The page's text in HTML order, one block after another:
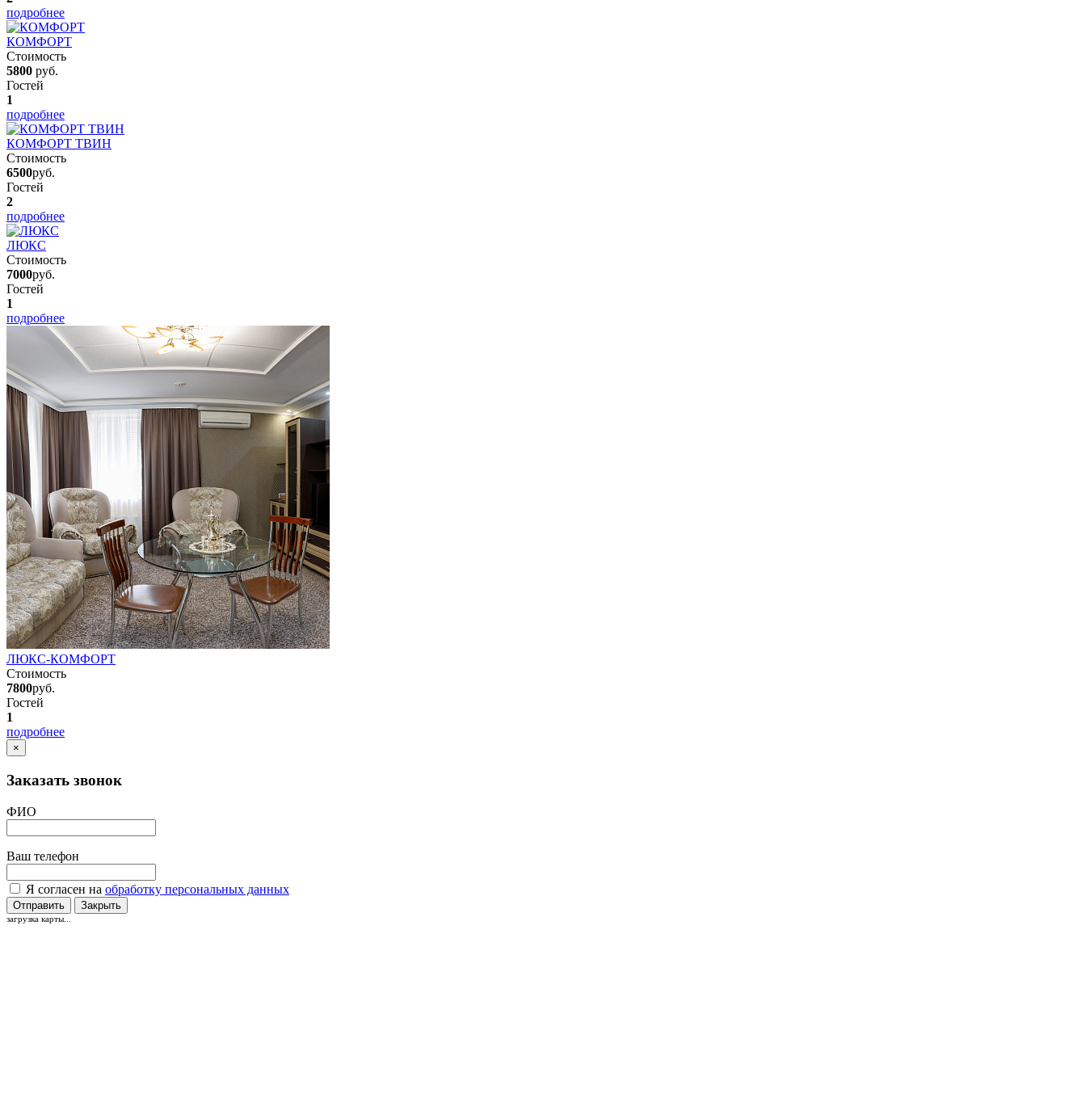
подробнее
КОМФОРТ
Стоимость
5800 руб.
Гостей
1
подробнее
КОМФОРТ ТВИН
Стоимость
6500руб.
Гостей
2
подробнее
ЛЮКС
Стоимость
7000руб.
Гостей
1
подробнее
ЛЮКС-КОМФОРТ
Стоимость
7800руб.
Гостей
1
подробнее
×
Заказать звонок
ФИО
Ваш телефон
Я согласен на обработку персональных данных
Отправить Закрыть
загрузка карты...